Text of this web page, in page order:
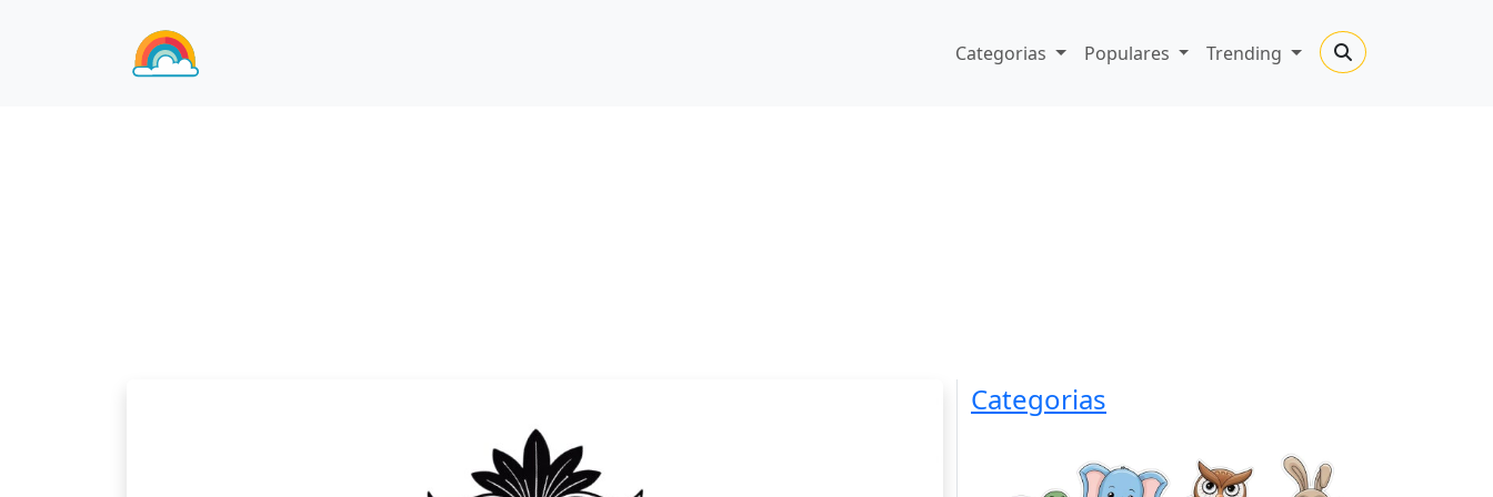
Categorias Populares Trending
Categorias